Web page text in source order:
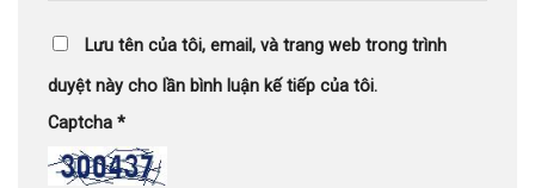
Lưu tên của tôi, email, và trang web trong trình
duyệt này cho lần bình luận kế tiếp của tôi.
Captcha *